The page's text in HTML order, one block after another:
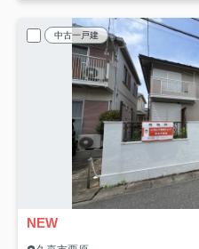
中古一戸建
NEW